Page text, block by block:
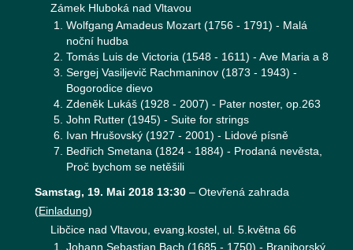
Zámek Hluboká nad Vltavou
Wolfgang Amadeus Mozart (1756 - 1791) - Malá
noční hudba
Tomás Luis de Victoria (1548 - 1611) - Ave Maria a 8
Sergej Vasiljevič Rachmaninov (1873 - 1943) -
Bogorodice dievo
Zdeněk Lukáš (1928 - 2007) - Pater noster, op.263
John Rutter (1945) - Suite for strings
Ivan Hrušovský (1927 - 2001) - Lidové písně
Bedřich Smetana (1824 - 1884) - Prodaná nevěsta,
Proč bychom se netěšili
Samstag, 19. Mai 2018 13:30 – Otevřená zahrada
(Einladung)
Libčice nad Vltavou, evang.kostel, ul. 5.května 66
Johann Sebastian Bach (1685 - 1750) - Braniborský